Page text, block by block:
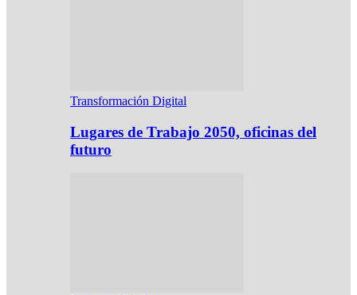
Transformación Digital
Lugares de Trabajo 2050, oficinas del
futuro